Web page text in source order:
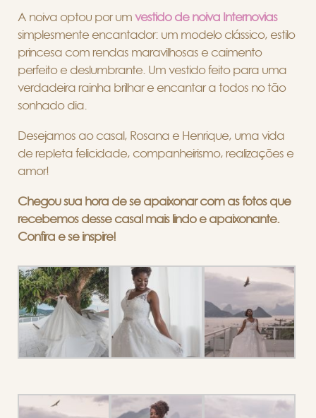
A noiva optou por um vestido de noiva Internovias
simplesmente encantador: um modelo clássico, estilo
princesa com rendas maravilhosas e caimento
perfeito e deslumbrante. Um vestido feito para uma
verdadeira rainha brilhar e encantar a todos no tão
sonhado dia.
Desejamos ao casal, Rosana e Henrique, uma vida
de repleta felicidade, companheirismo, realizações e
amor!
Chegou sua hora de se apaixonar com as fotos que
recebemos desse casal mais lindo e apaixonante.
Confira e se inspire!